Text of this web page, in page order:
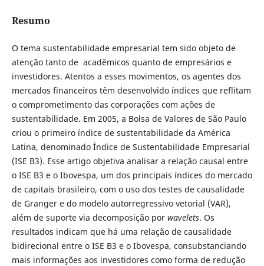
Resumo
O tema sustentabilidade empresarial tem sido objeto de
atenção tanto de acadêmicos quanto de empresários e
investidores. Atentos a esses movimentos, os agentes dos
mercados financeiros têm desenvolvido índices que reflitam
o comprometimento das corporações com ações de
sustentabilidade. Em 2005, a Bolsa de Valores de São Paulo
criou o primeiro índice de sustentabilidade da América
Latina, denominado Índice de Sustentabilidade Empresarial
(ISE B3). Esse artigo objetiva analisar a relação causal entre
o ISE B3 e o Ibovespa, um dos principais índices do mercado
de capitais brasileiro, com o uso dos testes de causalidade
de Granger e do modelo autorregressivo vetorial (VAR),
além de suporte via decomposição por wavelets. Os
resultados indicam que há uma relação de causalidade
bidirecional entre o ISE B3 e o Ibovespa, consubstanciando
mais informações aos investidores como forma de redução